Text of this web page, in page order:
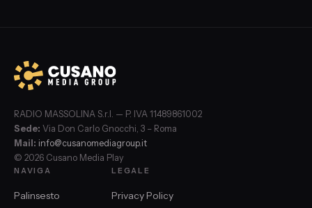
RADIO MASSOLINA S.r.l. — P. IVA 11489861002
Sede: Via Don Carlo Gnocchi, 3 – Roma
Mail: info@cusanomediagroup.it
© 2026 Cusano Media Play
NAVIGA
Palinsesto
LEGALE
Privacy Policy